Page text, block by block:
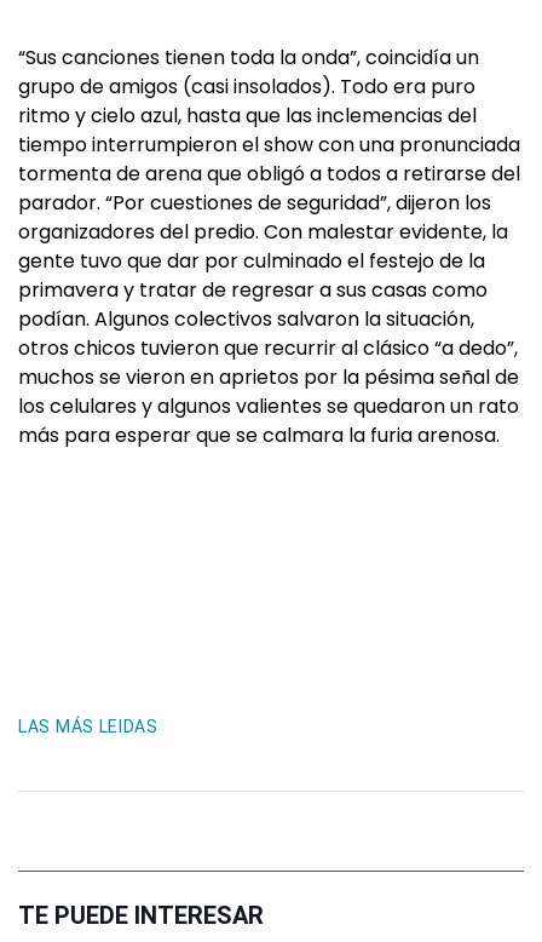
“Sus canciones tienen toda la onda”, coincidía un
grupo de amigos (casi insolados). Todo era puro
ritmo y cielo azul, hasta que las inclemencias del
tiempo interrumpieron el show con una pronunciada
tormenta de arena que obligó a todos a retirarse del
parador. “Por cuestiones de seguridad”, dijeron los
organizadores del predio. Con malestar evidente, la
gente tuvo que dar por culminado el festejo de la
primavera y tratar de regresar a sus casas como
podían. Algunos colectivos salvaron la situación,
otros chicos tuvieron que recurrir al clásico “a dedo”,
muchos se vieron en aprietos por la pésima señal de
los celulares y algunos valientes se quedaron un rato
más para esperar que se calmara la furia arenosa.
LAS MÁS LEIDAS
TE PUEDE INTERESAR